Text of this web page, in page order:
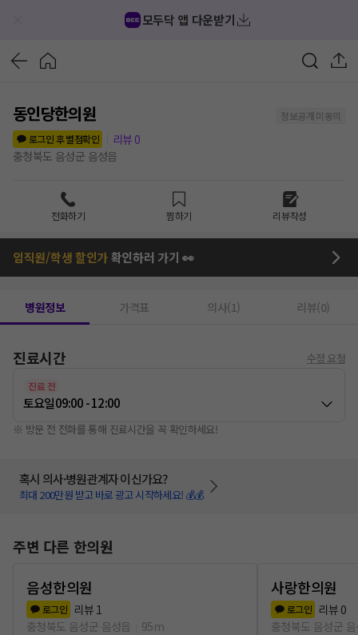
모두닥 앱 다운받기
동인당한의원
정보공개 미동의
로그인 후 별점확인
리뷰 0
충청북도 음성군 음성읍
전화하기 찜하기 리뷰작성
임직원/학생 할인가확인하러 가기 👀
병원정보 가격표 의사(1) 리뷰(0)
진료시간 수정 요청
진료 전
토요일09:00 - 12:00
※ 방문 전 전화를 통해 진료시간을 꼭 확인하세요!
혹시 의사·병원관계자 이신가요?
최대 200만원 받고 바로 광고 시작하세요! 💰💰
주변 다른 한의원
음성한의원
로그인 리뷰 1
충청북도 음성군 음성읍
95m
사랑한의원
로그인 리뷰 0
충청북도 음성군